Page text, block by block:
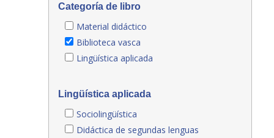
Categoría de libro
Material didáctico
Biblioteca vasca
Lingüística aplicada
Lingüística aplicada
Sociolingüística
Didáctica de segundas lenguas